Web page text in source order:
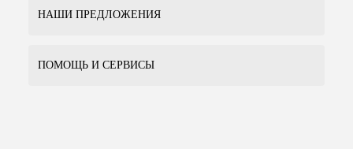
НАШИ ПРЕДЛОЖЕНИЯ
ПОМОЩЬ И СЕРВИСЫ